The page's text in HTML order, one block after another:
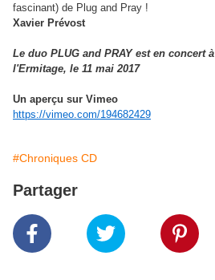
fascinant) de Plug and Pray !
Xavier Prévost
Le duo PLUG and PRAY est en concert
l'Ermitage, le 11 mai 2017
Un aperçu sur Vimeo
https://vimeo.com/194682429
#Chroniques CD
Partager